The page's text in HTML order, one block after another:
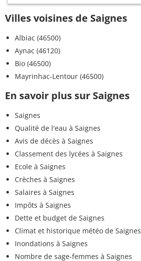
Villes voisines de Saignes
Albiac (46500)
Aynac (46120)
Bio (46500)
Mayrinhac-Lentour (46500)
En savoir plus sur Saignes
Saignes
Qualité de l'eau à Saignes
Avis de décès à Saignes
Classement des lycées à Saignes
Ecole à Saignes
Crèches à Saignes
Salaires à Saignes
Impôts à Saignes
Dette et budget de Saignes
Climat et historique météo de Saignes
Inondations à Saignes
Nombre de sage-femmes à Saignes